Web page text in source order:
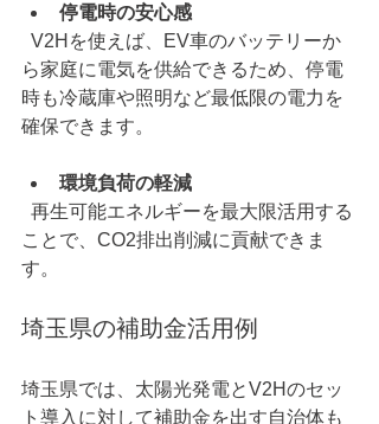
停電時の安心感
ら家庭に電気を供給できるため、停電
時も冷蔵庫や照明など最低限の電力を
確保できます。
環境負荷の軽減
ことで、CO2排出削減に貢献できま
す。
埼玉県の補助金活用例
埼玉県では、太陽光発電とV2Hのセッ
ト導入に対して補助金を出す自治体も